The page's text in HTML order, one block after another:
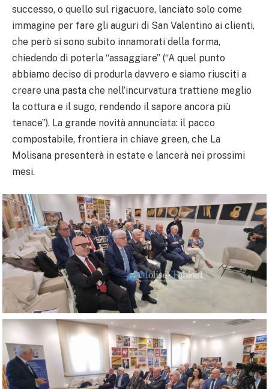
successo, o quello sul rigacuore, lanciato solo come
immagine per fare gli auguri di San Valentino ai clienti,
che però si sono subito innamorati della forma,
chiedendo di poterla “assaggiare” (“A quel punto
abbiamo deciso di produrla davvero e siamo riusciti a
creare una pasta che nell’incurvatura trattiene meglio
la cottura e il sugo, rendendo il sapore ancora più
tenace”). La grande novità annunciata: il pacco
compostabile, frontiera in chiave green, che La
Molisana presenterà in estate e lancerà nei prossimi
mesi.